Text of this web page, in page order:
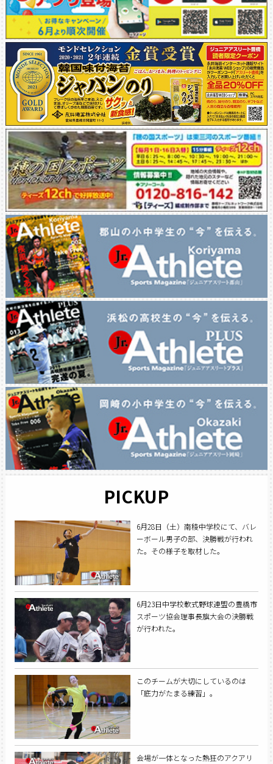
PICKUP
6月28日（土）南稜中学校にて、バレ
ーボール男子の部、決勝戦が行われ
た。その様子を取材した。
6月23日中学校軟式野球連盟の豊橋市
スポーツ協会理事長旗大会の決勝戦
が行われた。
このチームが大切にしているのは
「底力がたまる練習」。
会場が一体となった熱狂のアクアリ